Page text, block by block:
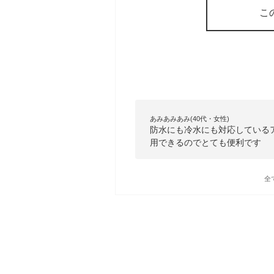
こ
あみあみあみ(40代・女性)
防水にも冷水にも対応してい
用できるのでとても便利です
全